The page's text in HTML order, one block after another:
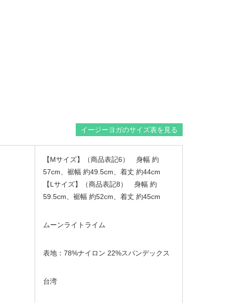
イージーヨガのサイズ表を見る
【Mサイズ】（商品表記6） 身幅 約
57cm、裾幅 約49.5cm、着丈 約44cm
【Lサイズ】（商品表記8） 身幅 約
59.5cm、裾幅 約52cm、着丈 約45cm
ムーンライトライム
表地：78%ナイロン 22%スパンデックス
台湾